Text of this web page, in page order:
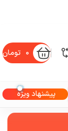
0 تومان
پیشنهاد ویژه